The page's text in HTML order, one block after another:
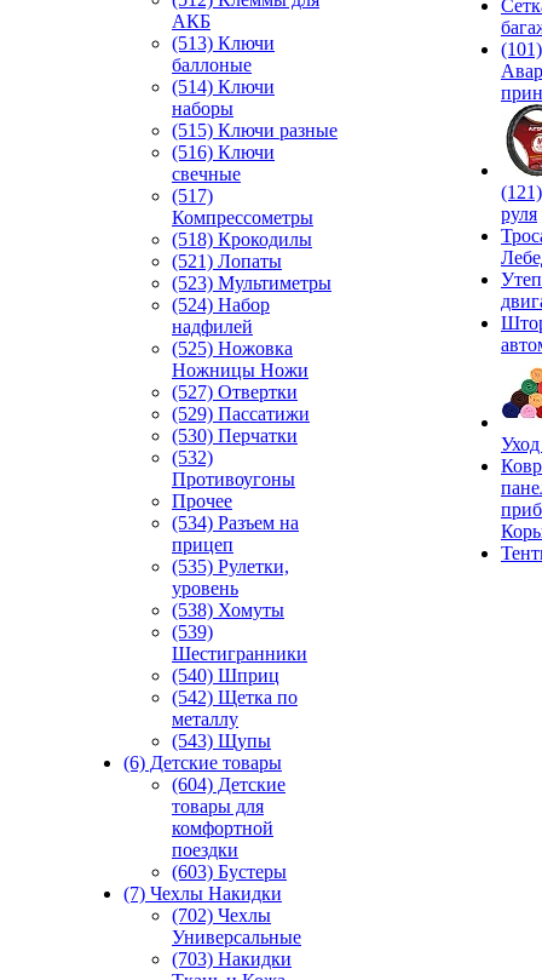
АКБ
(513) Ключи
баллоные
(514) Ключи
наборы
(515) Ключи разные
(516) Ключи
свечные
(517)
Компрессометры
(518) Крокодилы
(521) Лопаты
(523) Мультиметры
(524) Набор
надфилей
(525) Ножовка
Ножницы Ножи
(527) Отвертки
(529) Пассатижи
(530) Перчатки
(532)
Противоугоны
Прочее
(534) Разъем на
прицеп
(535) Рулетки,
уровень
(538) Хомуты
(539)
Шестигранники
(540) Шприц
(542) Щетка по
металлу
(543) Щупы
(6) Детские товары
(604) Детские
товары для
комфортной
поездки
(603) Бустеры
(7) Чехлы Накидки
(702) Чехлы
Универсальные
(703) Накидки
(101)
руля
Уход